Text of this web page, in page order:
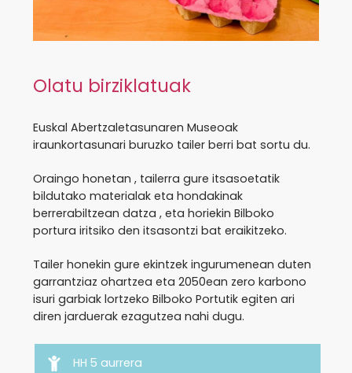
Olatu birziklatuak
Euskal Abertzaletasunaren Museoak
iraunkortasunari buruzko tailer berri bat sortu du.
Oraingo honetan , tailerra gure itsasoetatik
bildutako materialak eta hondakinak
berrerabiltzean datza , eta horiekin Bilboko
portura iritsiko den itsasontzi bat eraikitzeko.
Tailer honekin gure ekintzek ingurumenean duten
garrantziaz ohartzea eta 2050ean zero karbono
isuri garbiak lortzeko Bilboko Portutik egiten ari
diren jarduerak ezagutzea nahi dugu.
HH 5 aurrera